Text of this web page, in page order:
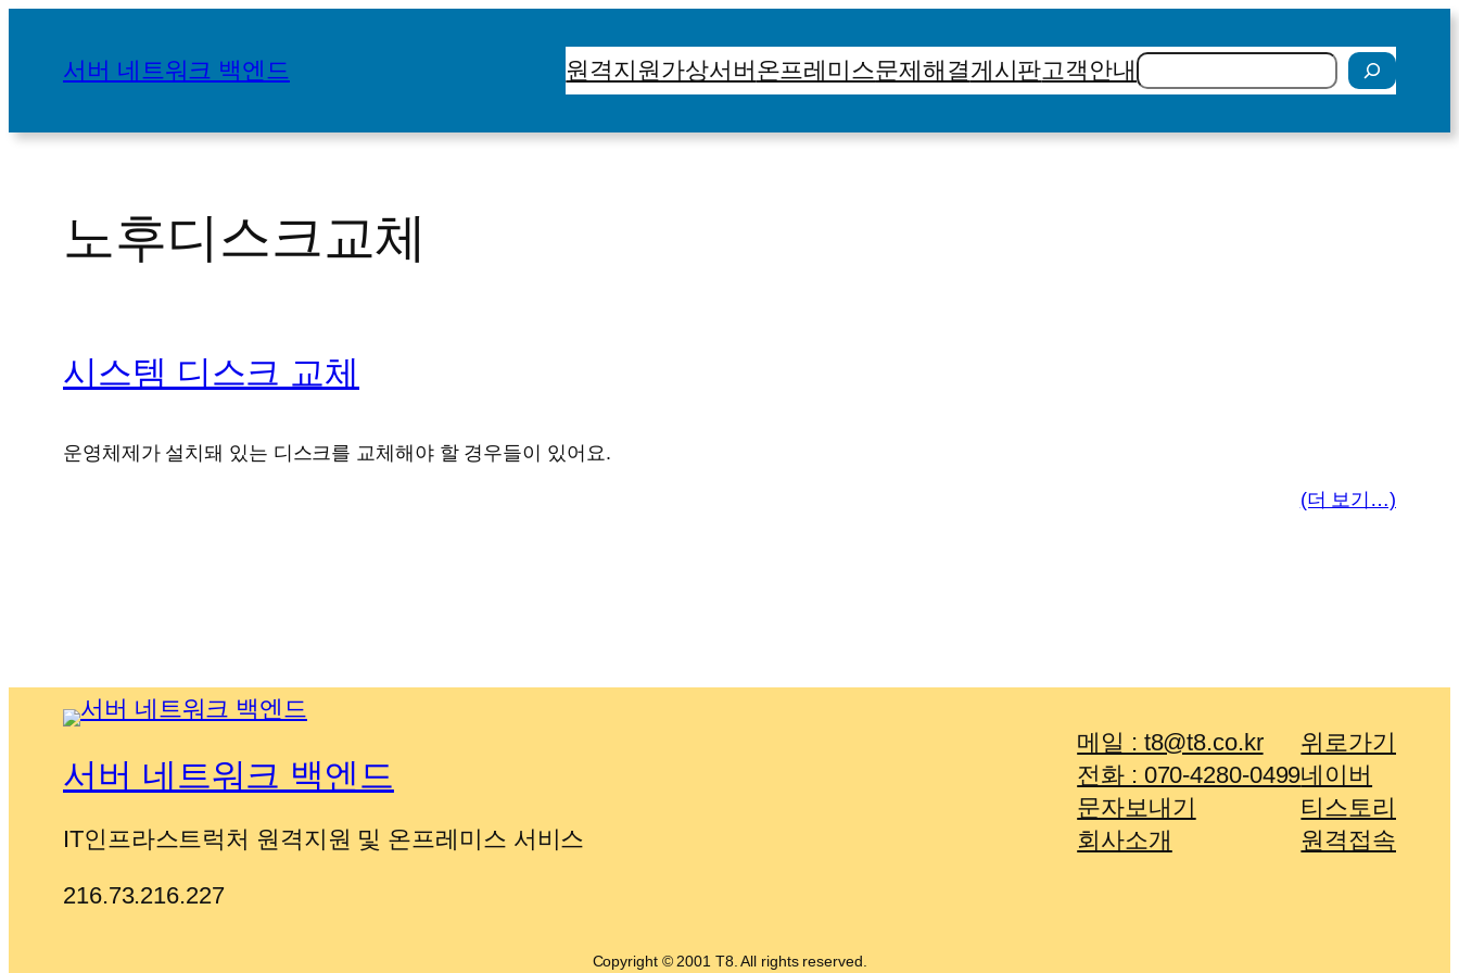
서버 네트워크 백엔드 원격지원가상서버온프레미스문제해결게시판고객안내
색
노후디스크교체
시스템 디스크 교체
운영체제가 설치돼 있는 디스크를 교체해야 할 경우들이 있어요.
(더 보기…)
서버 네트워크 백엔드
IT인프라스트럭처 원격지원 및 온프레미스 서비스
216.73.216.227
메일 : t8@t8.co.kr
전화 : 070-4280-0499
문자보내기
회사소개
위로가기
네이버
티스토리
원격접속
Copyright © 2001 T8. All rights reserved.